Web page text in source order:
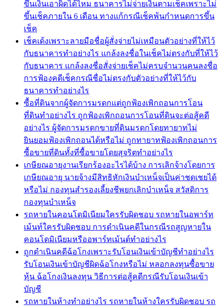
ขึ้นเงินเอาผิดได้ไหม ธนาคารไม่จ่ายเงินตามเช็คเพราะไม่
ขึ้นเช็คภายใน 6 เดือน ทางแก้กรณีเช็คพ้นกำหนดการขึ้น
เช็ค
เช็คเด้งเพราะลายมือชื่อผู้สั่งจ่ายไม่เหมือนตัวอย่างที่ให้ไว้
กับธนาคารทำอย่างไร แกล้งลงชื่อในเช็คไม่ตรงกับที่ให้ไว้
กับธนาคาร แกล้งลงชื่อสั่งจ่ายเช็คไม่ครบจำนวนคนลงชื่อ
การฟ้องคดีเช็คกรณีชื่อไม่ตรงกับตัวอย่างที่ให้ไว้กับ
ธนาคารทำอย่างไร
ซื้อที่ดินจากผู้จัดการมรดกแต่ถูกฟ้องเพิกถอนการโอน
ที่ดินทำอย่างไร ถูกฟ้องเพิกถอนการโอนที่ดินจะต่อสู้คดี
อย่างไร ผู้จัดการมรดกขายที่ดินมรดกโดยทายาทไม่
ยินยอมฟ้องเพิกถอนได้หรือไม่ ถูกทายาทฟ้องเพิกถอนการ
ซื้อขายที่ดินทั้งที่ซื้อขายโดยสุจริตทำอย่างไร
เกษียณอายุงานเรียกร้องอะไรได้บ้าง การเลิกจ้างโดยการ
เกษียณอายุ นายจ้างมีสิทธิหักเงินบำเหน็จเป็นค่าชดเชยได้
หรือไม่ กองทุนสำรองเลี้ยงชีพยกเลิกบำเหน็จ สวัสดิการ
กองทุนบำเหน็จ
รถหายในคอนโดมิเนียมใครรับผิดชอบ รถหายในอพาร์ท
เม้นท์ใครรับผิดชอบ การดำเนินคดีในกรณีรถสูญหายใน
คอนโดมิเนียมหรืออพาร์ทเม้นต์ทำอย่างไร
ถูกดำเนินคดีฉ้อโกงเพราะรับโอนเงินเข้าบัญชีทำอย่างไร
รับโอนเงินเข้าบัญชีผิดฉ้อโกงหรือไม่ หลอกลงทุนซื้อขาย
หุ้น ฉ้อโกงเงินลงทุน วิธีการต่อสู้คดีกรณีรับโอนเงินเข้า
บัญชี
รถหายในห้างทำอย่างไร รถหายในห้างใครรับผิดชอบ รถ